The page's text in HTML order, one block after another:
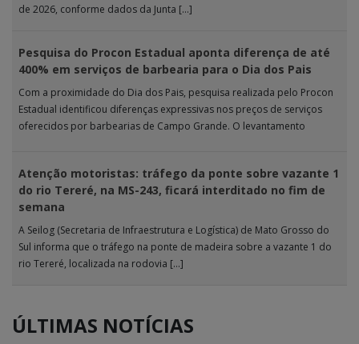
de 2026, conforme dados da Junta […]
Pesquisa do Procon Estadual aponta diferença de até
400% em serviços de barbearia para o Dia dos Pais
Com a proximidade do Dia dos Pais, pesquisa realizada pelo Procon
Estadual identificou diferenças expressivas nos preços de serviços
oferecidos por barbearias de Campo Grande. O levantamento
Atenção motoristas: tráfego da ponte sobre vazante 1
do rio Tereré, na MS-243, ficará interditado no fim de
semana
A Seilog (Secretaria de Infraestrutura e Logística) de Mato Grosso do
Sul informa que o tráfego na ponte de madeira sobre a vazante 1 do
rio Tereré, localizada na rodovia […]
ÚLTIMAS NOTÍCIAS